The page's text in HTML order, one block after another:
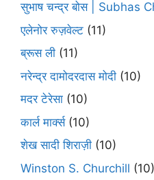
सुभाष चन्द्र बोस | Subhas
एलेनोर रुज़वेल्ट (11)
ब्रूस ली (11)
नरेन्द्र दामोदरदास मोदी (10)
मदर टेरेसा (10)
कार्ल मार्क्स(10)
शेख सादी शिराज़ी (10)
Winston S. Churchill (10)